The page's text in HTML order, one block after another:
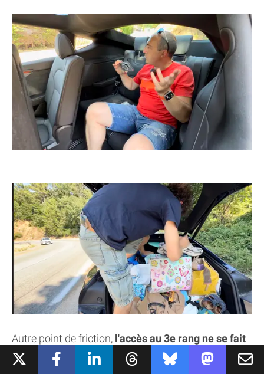
Autre point de friction, l'accès au 3e rang ne se fait
pas sans mal : il faut faire basculer soit un tiers,